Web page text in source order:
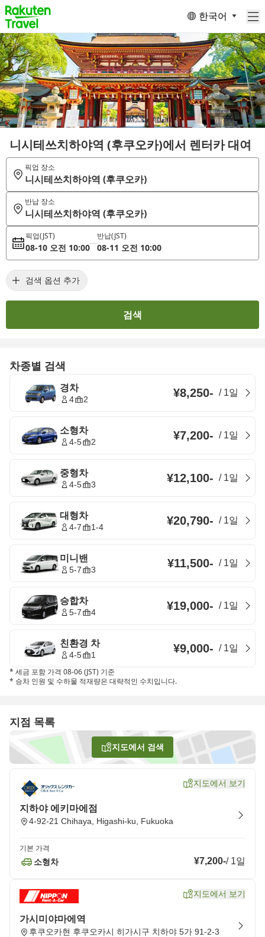
한국어
니시테쓰치하야역 (후쿠오카)에서 렌터카 대여
픽업 장소
니시테쓰치하야역 (후쿠오카)
반납 장소
니시테쓰치하야역 (후쿠오카)
픽업(JST)
08-10 오전 10:00
반납(JST)
08-11 오전 10:00
검색 옵션 추가
검색
차종별 검색
경차
4 2 ¥8,250- / 1일
소형차
4-5 2 ¥7,200- / 1일
중형차
4-5 3 ¥12,100- / 1일
대형차
4-7 1-4 ¥20,790- / 1일
미니밴
5-7 3 ¥11,500- / 1일
승합차
5-7 4 ¥19,000- / 1일
친환경 차
4-5 1 ¥9,000- / 1일
* 세금 포함 가격 08-06 (JST) 기준
* 승차 인원 및 수하물 적재량은 대략적인 수치입니다.
지점 목록
지도에서 검색
지도에서 보기
지하야 에키마에점
4-92-21 Chihaya, Higashi-ku, Fukuoka
기본 가격
소형차 ¥7,200-/ 1일
지도에서 보기
가시미야마에역
후쿠오카현 후쿠오카시 히가시구 치하야 5가 91-2-3